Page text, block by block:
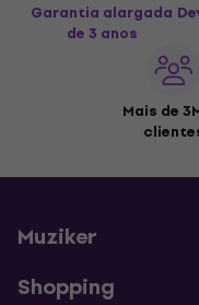
Garantia alargada
de 3 anos
Mais de
Muziker
Shopping